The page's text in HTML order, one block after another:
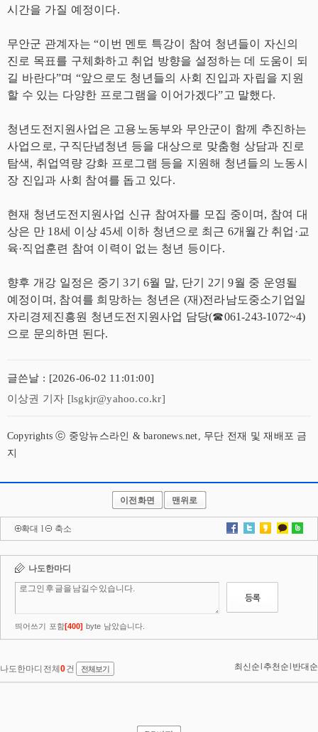
시간을 가질 예정이다.
무안군 관계자는 “이번 멘토 특강이 참여 청년들이 자신의
진로 목표를 구체화하고 취업 방향을 설정하는 데 도움이 되
길 바란다”며 “앞으로도 청년들의 사회 진입과 자립을 지원
할 수 있는 다양한 프로그램을 이어가겠다”고 말했다.
청년도전지원사업은 고용노동부와 무안군이 함께 추진하는
사업으로, 구직단념청년 등을 대상으로 맞춤형 상담과 진로
탐색, 취업역량 강화 프로그램 등을 지원해 청년들의 노동시
장 진입과 사회 참여를 돕고 있다.
현재 청년도전지원사업 신규 참여자를 모집 중이며, 참여 대
상은 만 18세 이상 45세 이하 청년으로 최근 6개월간 취업·교
육·직업훈련 참여 이력이 없는 청년 등이다.
향후 개강 일정은 중기 3기 6월 말, 단기 2기 9월 중 운영될
예정이며, 참여를 희망하는 청년은 (재)전라남도중소기업일
자리경제진흥원 청년도전지원사업 담당(☎061-243-1072~4)
으로 문의하면 된다.
글쓴날 : [2026-06-02 11:01:00]
이상권 기자 [lsgkjr@yahoo.co.kr]
Copyrights ⓒ 중앙뉴스라인 & baronews.net, 무단 전재 및 재배포 금
지
이전화면 맨위로
확대 l 축소